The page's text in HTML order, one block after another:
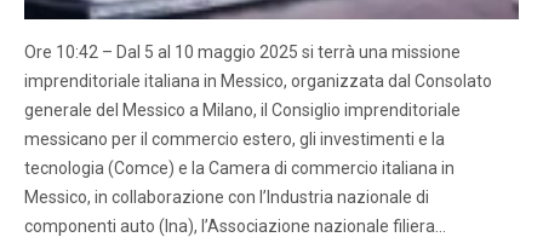
Ore 10:42 – Dal 5 al 10 maggio 2025 si terrà una missione
imprenditoriale italiana in Messico, organizzata dal Consolato
generale del Messico a Milano, il Consiglio imprenditoriale
messicano per il commercio estero, gli investimenti e la
tecnologia (Comce) e la Camera di commercio italiana in
Messico, in collaborazione con l’Industria nazionale di
componenti auto (Ina), l’Associazione nazionale filiera…